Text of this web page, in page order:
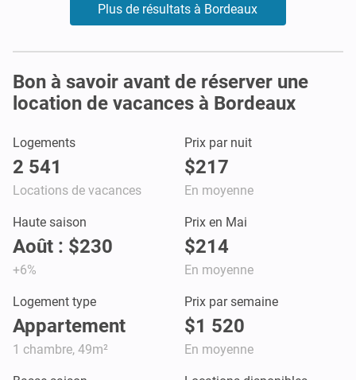
Plus de résultats à Bordeaux
Bon à savoir avant de réserver une
location de vacances à Bordeaux
Logements
2 541
Locations de vacances
Prix par nuit
$217
En moyenne
Haute saison
Août : $230
+6%
Prix en Mai
$214
En moyenne
Logement type
Appartement
1 chambre, 49m²
Prix par semaine
$1 520
En moyenne